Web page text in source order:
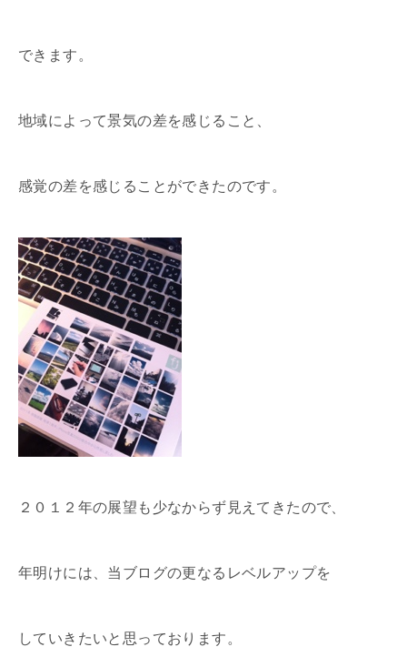
できます。
地域によって景気の差を感じること、
感覚の差を感じることができたのです。
２０１２年の展望も少なからず見えてきたので、
年明けには、当ブログの更なるレベルアップを
していきたいと思っております。